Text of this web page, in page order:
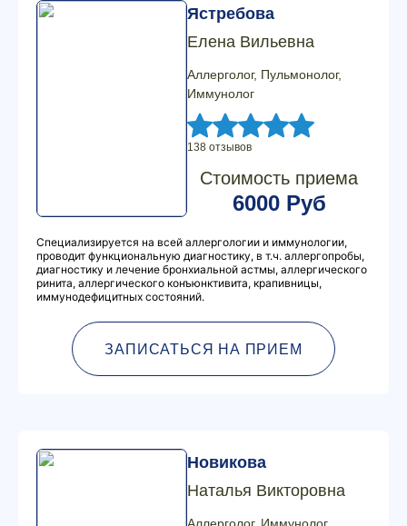
Ястребова
Елена Вильевна
Аллерголог, Пульмонолог,
Иммунолог
138 отзывов
Стоимость приема
6000 Руб
Специализируется на всей аллергологии и иммунологии,
проводит функциональную диагностику, в т.ч. аллергопробы,
диагностику и лечение бронхиальной астмы, аллергического
ринита, аллергического конъюнктивита, крапивницы,
иммунодефицитных состояний.
ЗАПИСАТЬСЯ НА ПРИЕМ
Новикова
Наталья Викторовна